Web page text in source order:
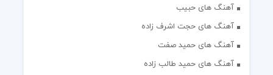
آهنگ های حبیب
آهنگ های حجت اشرف زاده
آهنگ های حمید صفت
آهنگ های حمید طالب زاده